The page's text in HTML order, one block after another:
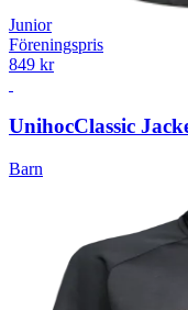
Junior
Föreningspris
849 kr
UnihocClassic
Barn